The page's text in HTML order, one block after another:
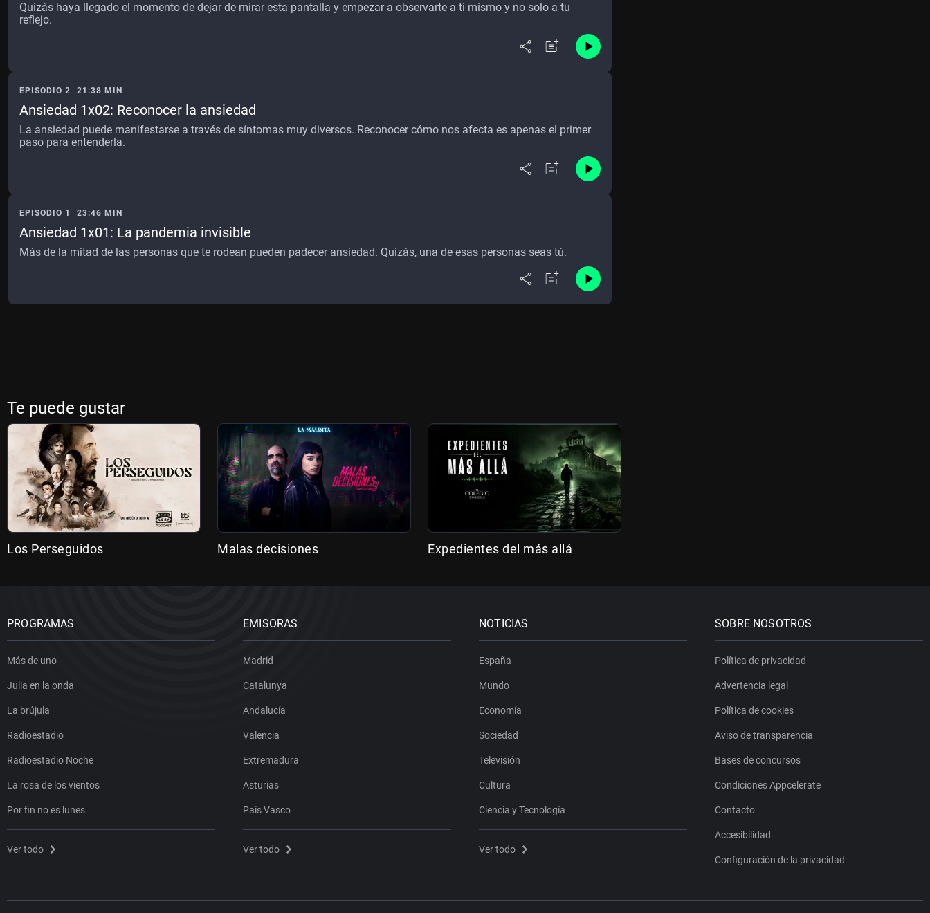
Quizás haya llegado el momento de dejar de mirar esta pantalla y empezar a observarte a ti mismo y no solo a tu
reflejo.
EPISODIO 2 21:38 MIN
Ansiedad 1x02: Reconocer la ansiedad
La ansiedad puede manifestarse a través de síntomas muy diversos. Reconocer cómo nos afecta es apenas el primer
paso para entenderla.
EPISODIO 1 23:46 MIN
Ansiedad 1x01: La pandemia invisible
Más de la mitad de las personas que te rodean pueden padecer ansiedad. Quizás, una de esas personas seas tú.
Te puede gustar
Los Perseguidos Malas decisiones Expedientes del más allá
PROGRAMAS
Más de uno
Julia en la onda
La brújula
Radioestadio
Radioestadio Noche
La rosa de los vientos
Por fin no es lunes
Ver todo
EMISORAS
Madrid
Catalunya
Andalucía
Valencia
Extremadura
Asturias
País Vasco
Ver todo
NOTICIAS
España
Mundo
Economía
Sociedad
Televisión
Cultura
Ciencia y Tecnología
Ver todo
SOBRE NOSOTROS
Política de privacidad
Advertencia legal
Política de cookies
Aviso de transparencia
Bases de concursos
Condiciones Appcelerate
Contacto
Accesibilidad
Configuración de la privacidad